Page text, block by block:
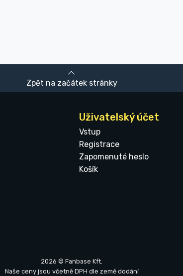
Zpět na začátek stránky
Uživatelský účet
Vstup
Registrace
Zapomenuté heslo
Košík
2026 © Fanbase Kft.
Naše ceny jsou včetně DPH dle země dodání